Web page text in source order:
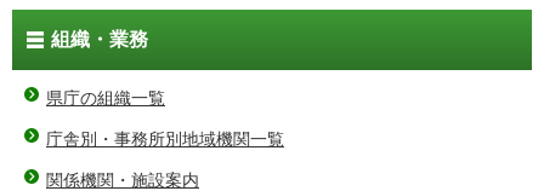
組織・業務
県庁の組織一覧
庁舎別・事務所別地域機関一覧
関係機関・施設案内